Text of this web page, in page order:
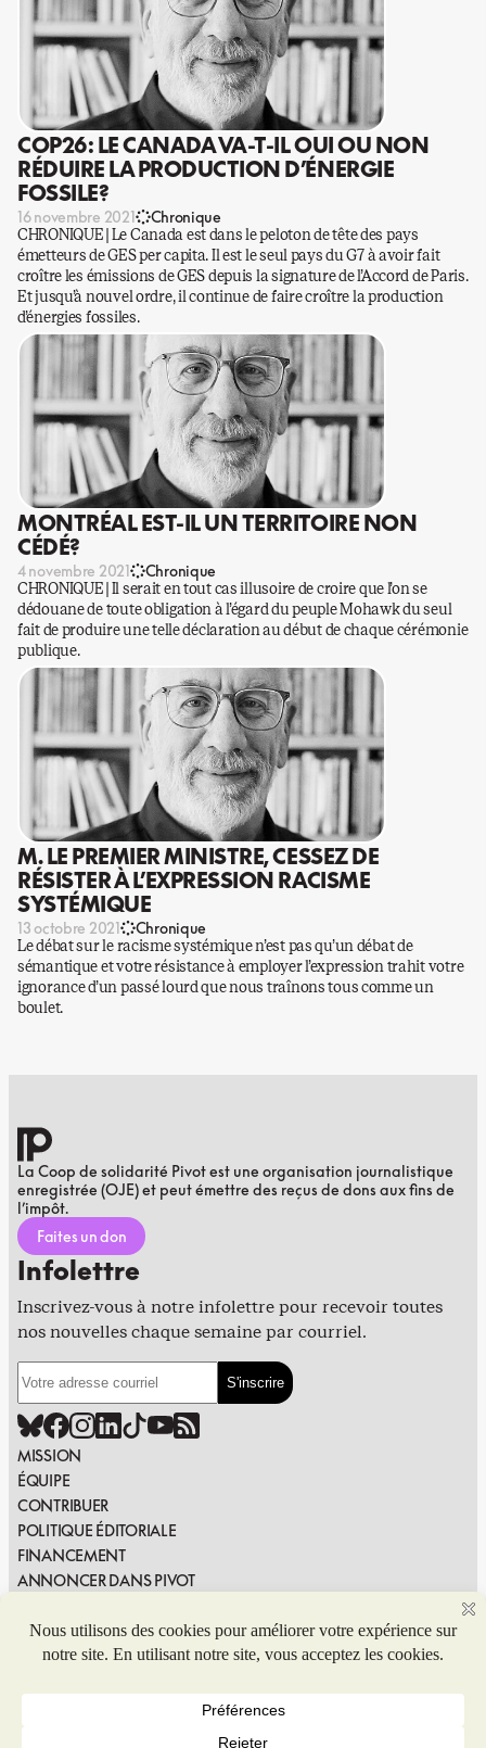
COP26: LE CANADA VA-T-IL OUI OU NON
RÉDUIRE LA PRODUCTION D’ÉNERGIE
FOSSILE?
16 novembre 2021 Chronique
CHRONIQUE | Le Canada est dans le peloton de tête des pays
émetteurs de GES per capita. Il est le seul pays du G7 à avoir fait
croître les émissions de GES depuis la signature de l’Accord de Paris.
Et jusqu’à nouvel ordre, il continue de faire croître la production
d’énergies fossiles.
MONTRÉAL EST-IL UN TERRITOIRE NON
CÉDÉ?
4 novembre 2021 Chronique
CHRONIQUE | Il serait en tout cas illusoire de croire que l’on se
dédouane de toute obligation à l’égard du peuple Mohawk du seul
fait de produire une telle déclaration au début de chaque cérémonie
publique.
M. LE PREMIER MINISTRE, CESSEZ DE
RÉSISTER À L’EXPRESSION RACISME
SYSTÉMIQUE
13 octobre 2021 Chronique
Le débat sur le racisme systémique n’est pas qu’un débat de
sémantique et votre résistance à employer l’expression trahit votre
ignorance d’un passé lourd que nous traînons tous comme un
boulet.
La Coop de solidarité Pivot est une organisation journalistique
enregistrée (OJE) et peut émettre des reçus de dons aux fins de
l’impôt.
Faites un don
Infolettre
Inscrivez-vous à notre infolettre pour recevoir toutes
nos nouvelles chaque semaine par courriel.
MISSION
ÉQUIPE
CONTRIBUER
POLITIQUE ÉDITORIALE
FINANCEMENT
ANNONCER DANS PIVOT
SIGNALER UNE ERREUR
NOUS JOINDRE